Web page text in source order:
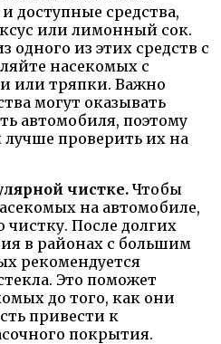
доступные средства,
или лимонный сок.
одного из этих средств с
насекомых с
или тряпки. Важно
могут оказывать
автомобиля, поэтому
лучше проверить их на
чистке. Чтобы
на автомобиле,
После долгих
в районах с большим
рекомендуется
Это поможет
до того, как они
привести к
покрытия.